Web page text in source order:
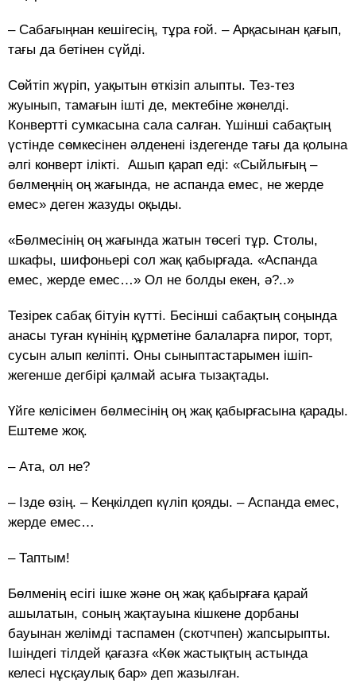
– Сабағыңнан кешігесің, тұра ғой. – Арқасынан қағып,
тағы да бетінен сүйді.
Сөйтіп жүріп, уақытын өткізіп алыпты. Тез-тез
жуынып, тамағын ішті де, мектебіне жөнелді.
Конвертті сумкасына сала салған. Үшінші сабақтың
үстінде сөмкесінен әлденені іздегенде тағы да қолына
әлгі конверт ілікті. Ашып қарап еді: «Сыйлығың –
бөлмеңнің оң жағында, не аспанда емес, не жерде
емес» деген жазуды оқыды.
«Бөлмесінің оң жағында жатын төсегі тұр. Столы,
шкафы, шифоньері сол жақ қабырғада. «Аспанда
емес, жерде емес…» Ол не болды екен, ә?..»
Тезірек сабақ бітуін күтті. Бесінші сабақтың соңында
анасы туған күнінің құрметіне балаларға пирог, торт,
сусын алып келіпті. Оны сыныптастарымен ішіп-
жегенше дегбірі қалмай асыға тызақтады.
Үйге келісімен бөлмесінің оң жақ қабырғасына қарады.
Ештеме жоқ.
– Ата, ол не?
– Ізде өзің. – Кеңкілдеп күліп қояды. – Аспанда емес,
жерде емес…
– Таптым!
Бөлменің есігі ішке және оң жақ қабырғаға қарай
ашылатын, соның жақтауына кішкене дорбаны
бауынан желімді таспамен (скотчпен) жапсырыпты.
Ішіндегі тілдей қағазға «Көк жастықтың астында
келесі нұсқаулық бар» деп жазылған.